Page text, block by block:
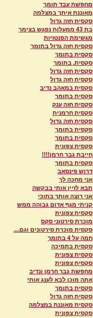
מחפשת עבד תומך
מאוננת איתך במצלמה
סקסית חזה גדול
בת 43 ממעלות נפגש בצימר
מגשימת הפנטזיות
סקסית חזה גדול בתומך
סקסית בתומך
סקסית. בתומך
סקסית חזה גדול
סקסית חזה גדול
סקסית במאהב נדיב
סקסית בתומך
סקסית חזה ענק
סקסית חרמנית
סקסית חזה גדול
סקסית בתומך
סקסית בתומך
סקסית צפונית
חייבת גבר חרמן!!!!
סקסית בתומך
דרוש פינסאב
אני מחכה לך
תבא לזיין אותי בבקשה
אני רוצה אותך בתוכי
קניתי מגף אדום גבוהה ממש
סקסית צפונית
מוכרת סירטוני סקס
סקסית מוכרת סירטונים וגם....
חמה על 4 בתומך
סקסית בתמיכה
סקסית צפונית
סקסית צפונית
מחפשת גבר חרמן ונדיב
אתה מוכן לבא לענג אותי
סקסית בתומך
סקסית חזה גדול
סקסית מאוננת במצלמה
סקסית צפונית